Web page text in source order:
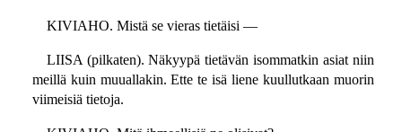
KIVIAHO. Mistä se vieras tietäisi —
LIISA (pilkaten). Näkyypä tietävän isommatkin asiat niin
meillä kuin muuallakin. Ette te isä liene kuullutkaan muorin
viimeisiä tietoja.